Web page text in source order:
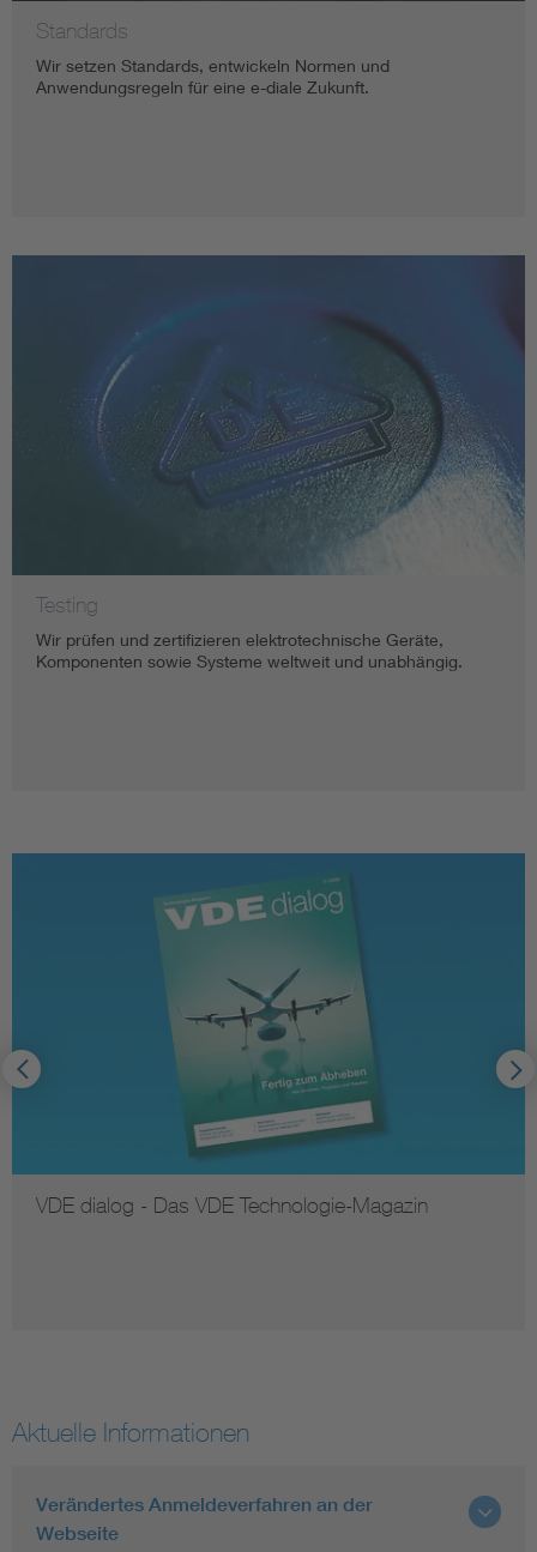
Standards
Wir setzen Standards, entwickeln Normen und
Anwendungsregeln für eine e-diale Zukunft.
Testing
Wir prüfen und zertifizieren elektrotechnische Geräte,
Komponenten sowie Systeme weltweit und unabhängig.
VDE dialog - Das VDE Technologie-Magazin
Aktuelle Informationen
Verändertes Anmeldeverfahren an der
Webseite